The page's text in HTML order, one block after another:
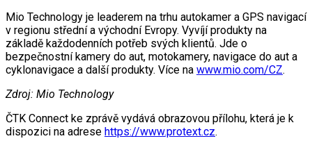
Mio Technology je leaderem na trhu autokamer a GPS navigací
v regionu střední a východní Evropy. Vyvíjí produkty na
základě každodenních potřeb svých klientů. Jde o
bezpečnostní kamery do aut, motokamery, navigace do aut a
cyklonavigace a další produkty. Více na www.mio.com/CZ.
Zdroj: Mio Technology
ČTK Connect ke zprávě vydává obrazovou přílohu, která je k
dispozici na adrese https://www.protext.cz.